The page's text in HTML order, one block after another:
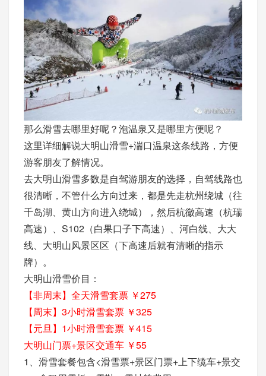
那么滑雪去哪里好呢？泡温泉又是哪里方便呢？
这里详细解说大明山滑雪+湍口温泉这条线路，方便
游客朋友了解情况。
去大明山滑雪多数是自驾游朋友的选择，自驾线路也
很清晰，不管什么方向过来，都是先走杭州绕城（往
千岛湖、黄山方向进入绕城），然后杭徽高速（杭瑞
高速）、S102（白果口子下高速）、河白线、大大
线、大明山风景区区（下高速后就有清晰的指示
牌）。
大明山滑雪价目：
【非周末】全天滑雪套票 ￥275
【周末】3小时滑雪套票 ￥325
【元旦】1小时滑雪套票 ￥415
大明山门票+景区交通车 ￥55
1、滑雪套餐包含<滑雪票+景区门票+上下缆车+景交